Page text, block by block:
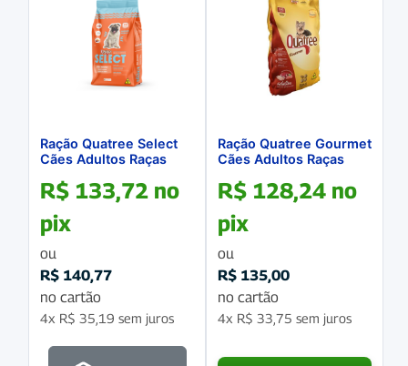
Ração Quatree Select
Cães Adultos Raças
R$ 133,72 no
pix
ou
R$ 140,77
no cartão
4x R$ 35,19 sem juros
Ração Quatree Gourmet
Cães Adultos Raças
R$ 128,24 no
pix
ou
R$ 135,00
no cartão
4x R$ 33,75 sem juros